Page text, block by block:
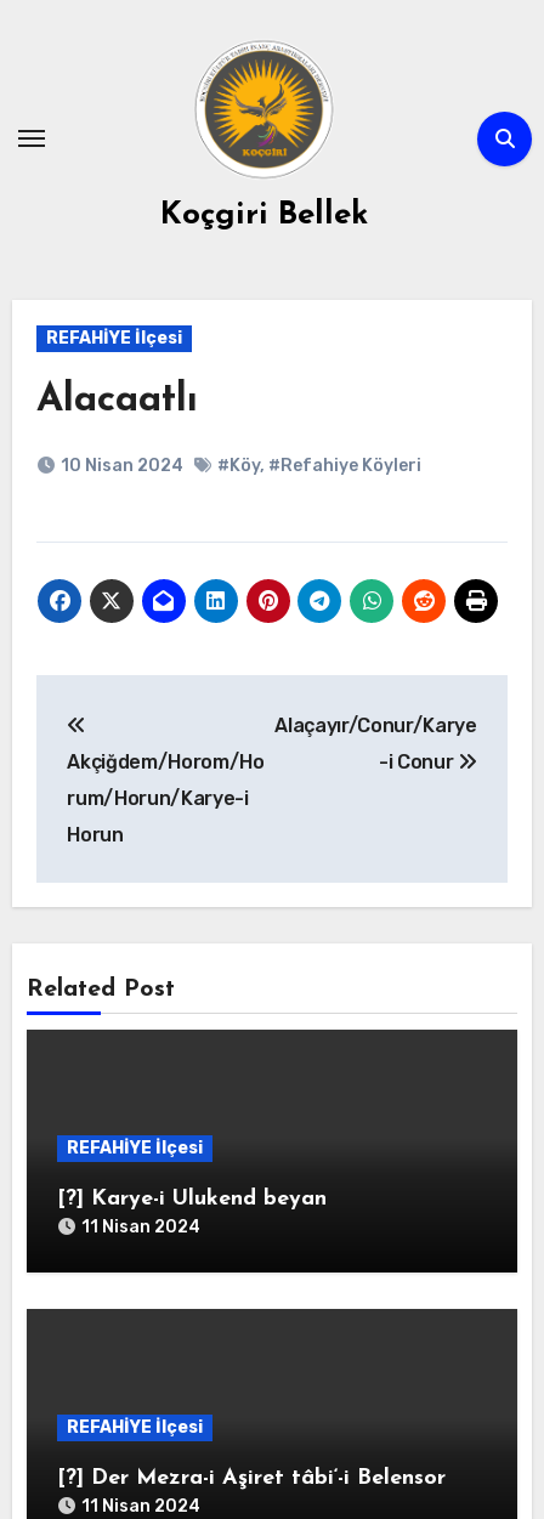
Koçgiri Bellek
REFAHİYE İlçesi
Alacaatlı
10 Nisan 2024 #Köy, #Refahiye Köyleri
gezinmesi
Akçiğdem/Horom/Ho
rum/Horun/Karye-i
Horun
Alaçayır/Conur/Karye
-i Conur
Related Post
REFAHİYE İlçesi
[?] Karye-i Ulukend beyan
11 Nisan 2024
REFAHİYE İlçesi
[?] Der Mezra-i Aşiret tâbi‘-i Belensor
11 Nisan 2024